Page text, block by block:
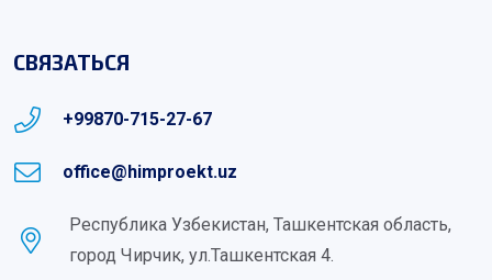
СВЯЗАТЬСЯ
+99870-715-27-67
office@himproekt.uz
Республика Узбекистан, Ташкентская область,
город Чирчик, ул.Ташкентская 4.